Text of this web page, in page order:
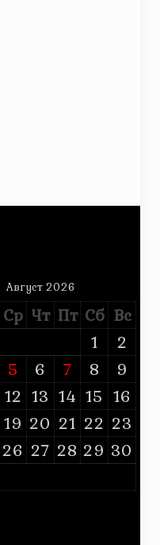
Август 2026
Ср Чт Пт Сб Вс
1
2
5 6 7 8
9
12 13 14 15 16
19 20 21 22 23
26 27 28 29 30